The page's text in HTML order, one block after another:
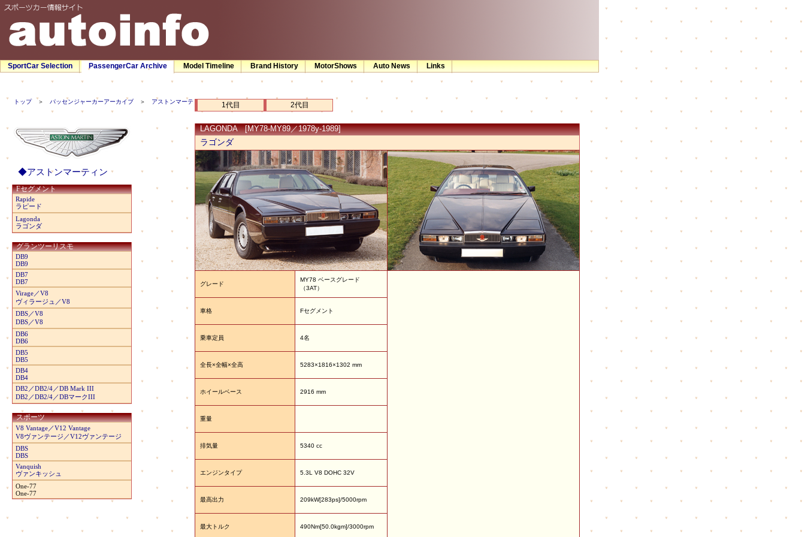
SportCar Selection PassengerCar Archive Model Timeline Brand History MotorShows Auto News Links
◆アストンマーティン
Fセグメント
Rapide
ラピード
Lagonda
ラゴンダ
グランツーリスモ
DB9
DB9
DB7
DB7
Virage／V8
ヴィラージュ／V8
DBS／V8
DBS／V8
DB6
DB6
DB5
DB5
DB4
DB4
DB2／DB2/4／DB Mark III
DB2／DB2/4／DBマークIII
スポーツ
V8 Vantage／V12 Vantage
V8ヴァンテージ／V12ヴァンテージ
DBS
DBS
Vanquish
ヴァンキッシュ
One-77
One-77
トップ＞ パッセンジャーカーアーカイブ ＞ アストンマーティン＞ ラゴンダ
1代目 2代目
LAGONDA [MY78-MY89／1978y-1989]
ラゴンダ
グレード
MY78 ベースグレード
（3AT）
車格 Fセグメント
乗車定員 4名
全長×全幅×全高 5283×1816×1302 mm
ホイールベース 2916 mm
重量
排気量 5340 cc
エンジンタイプ 5.3L V8 DOHC 32V
最高出力 209kW[283ps]/5000rpm
最大トルク 490Nm[50.0kgm]/3000rpm